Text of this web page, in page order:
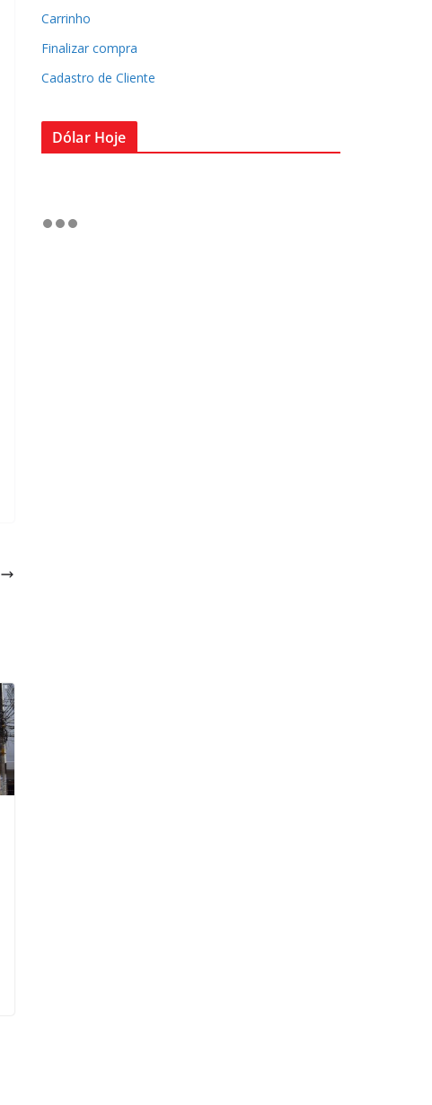
Carrinho
Finalizar compra
Cadastro de Cliente
Dólar Hoje